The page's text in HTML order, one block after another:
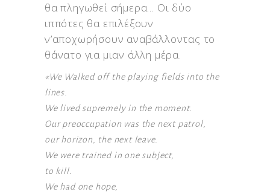
θα πληγωθεί σήμερα… Οι δύο
ιππότες θα επιλέξουν
ν’αποχωρήσουν αναβάλλοντας το
θάνατο για μιαν άλλη μέρα.
«We Walked off the playing fields into the
lines.
We lived supremely in the moment.
Our preoccupation was the next patrol,
our horizon, the next leave.
We were trained in one subject,
to kill.
We had one hope,